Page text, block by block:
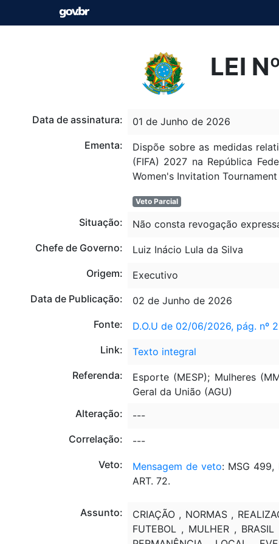
LEI
Data de assinatura:
01 de Junho de 2026
Ementa:
Dispõe sobre as medidas
(FIFA) 2027 na República
Women's Invitation
Veto Parcial
Situação:
Não consta revogação
Chefe de Governo:
Luiz Inácio Lula da Silva
Origem:
Executivo
Data de Publicação:
02 de Junho de 2026
Fonte:
D.O.U de 02/06/2026, pág. nº 2
Link:
Texto integral
Referenda:
Esporte (MESP); Mulheres
Geral da União (AGU)
Alteração:
---
Correlação:
---
Veto:
Mensagem de veto: MSG
ART. 72.
Assunto:
CRIAÇÃO , NORMAS ,
FUTEBOL , MULHER ,